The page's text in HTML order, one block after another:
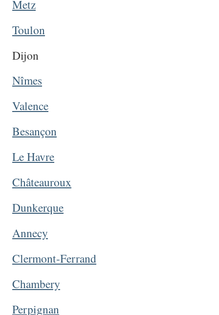
Metz
Toulon
Dijon
Nîmes
Valence
Besançon
Le Havre
Châteauroux
Dunkerque
Annecy
Clermont-Ferrand
Chambery
Perpignan